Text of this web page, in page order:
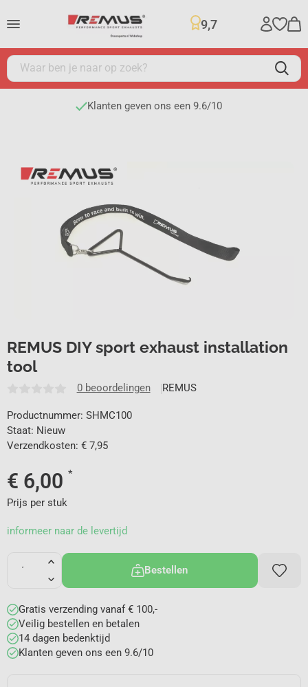
9,7
Klanten geven ons een 9.6/10
REMUS DIY sport exhaust installation
tool
0 beoordelingen REMUS
Productnummer: SHMC100
Staat: Nieuw
Verzendkosten: € 7,95
€ 6,00 *
Prijs per stuk
informeer naar de levertijd
Bestellen
Gratis verzending vanaf € 100,-
Veilig bestellen en betalen
14 dagen bedenktijd
Klanten geven ons een 9.6/10